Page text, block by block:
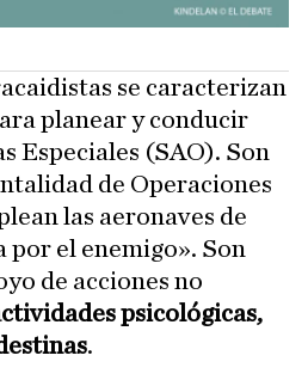
se caracterizan
planear y conducir
Especiales (SAO). Son
de Operaciones
las aeronaves de
por el enemigo». Son
de acciones no
psicológicas,
.